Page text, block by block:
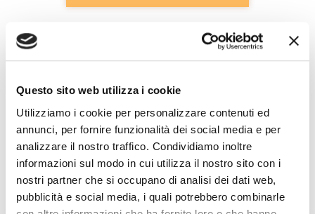
Questo sito web utilizza i cookie
Utilizziamo i cookie per personalizzare contenuti ed
annunci, per fornire funzionalità dei social media e per
analizzare il nostro traffico. Condividiamo inoltre
informazioni sul modo in cui utilizza il nostro sito con i
nostri partner che si occupano di analisi dei dati web,
pubblicità e social media, i quali potrebbero combinarle
DIFFERENZE CON
GRANA PADANO